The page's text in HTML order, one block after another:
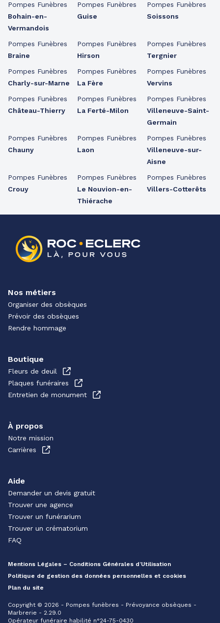
Pompes Funèbres
Bohain-en-
Vermandois
Pompes Funèbres
Braine
Pompes Funèbres
Charly-sur-Marne
Pompes Funèbres
Château-Thierry
Pompes Funèbres
Chauny
Pompes Funèbres
Crouy
Pompes Funèbres
Guise
Pompes Funèbres
Hirson
Pompes Funèbres
La Fère
Pompes Funèbres
La Ferté-Milon
Pompes Funèbres
Laon
Pompes Funèbres
Le Nouvion-en-
Thiérache
Pompes Funèbres
Soissons
Pompes Funèbres
Tergnier
Pompes Funèbres
Vervins
Pompes Funèbres
Villeneuve-Saint-
Germain
Pompes Funèbres
Villeneuve-sur-
Aisne
Pompes Funèbres
Villers-Cotterêts
Nos métiers
Organiser des obsèques
Prévoir des obsèques
Rendre hommage
Boutique
Fleurs de deuil
Plaques funéraires
Entretien de monument
À propos
Notre mission
Carrières
Aide
Demander un devis gratuit
Trouver une agence
Trouver un funérarium
Trouver un crématorium
FAQ
Mentions Légales – Conditions Générales d’Utilisation
Politique de gestion des données personnelles et cookies
Plan du site
Copyright © 2026 - Pompes funèbres - Prévoyance obsèques -
Marbrerie - 2.29.0
Opérateur funéraire habilité n°24-75-0430